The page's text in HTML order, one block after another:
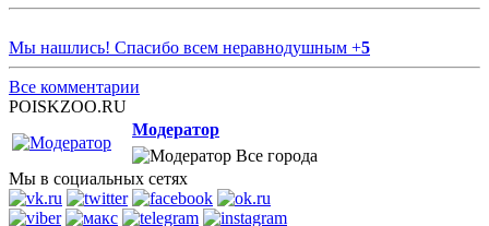
Мы нашлись! Спасибо всем неравнодушным +5
Все комментарии
POISKZOO.RU
Модератор
Все города
Мы в социальных сетях